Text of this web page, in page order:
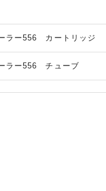
ラー556 カートリッジ
ラー556 チューブ